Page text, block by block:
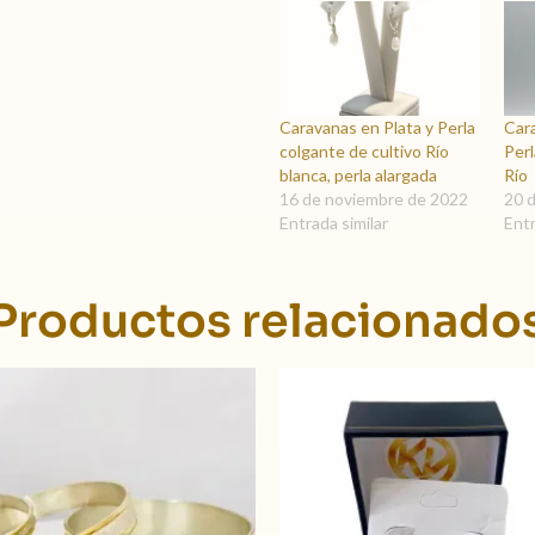
Caravanas en Plata y Perla
colgante de cultivo Río
blanca, perla alargada
16 de noviembre de 2022
Entrada similar
Río
20
$ 23.990,00
variantes.